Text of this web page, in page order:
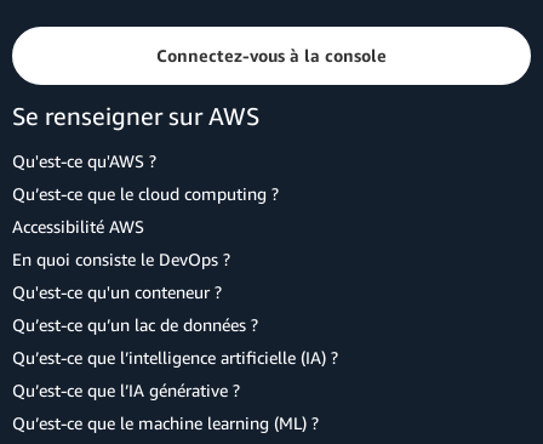
Connectez-vous à la console
Se renseigner sur AWS
Qu'est-ce qu'AWS ?
Qu’est-ce que le cloud computing ?
Accessibilité AWS
En quoi consiste le DevOps ?
Qu'est-ce qu'un conteneur ?
Qu’est-ce qu’un lac de données ?
Qu’est-ce que l’intelligence artificielle (IA) ?
Qu’est-ce que l’IA générative ?
Qu’est-ce que le machine learning (ML) ?